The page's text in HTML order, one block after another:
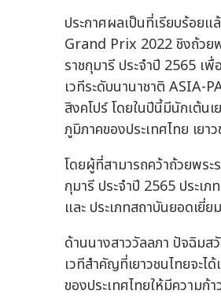
ประกาศผลเป็นที่เรียบร้อย
Grand Prix 2022 ชิงถ้วยพ
ราชกุมารี ประจำปี 2565 เ
เวทีระดับนานาชาติ ASIA-
สิงคโปร์ โดยในปีนี้มีนักเต้น
ภูมิภาคของประเทศไทย เย
โดยผู้ที่สามารถคว้าถ้วยพระ
กุมารี ประจำปี 2565 ประ
และ ประเภทสถาบันยอดเ
ด้านนางสาววัลลภา ปัจฉิมส
เวทีสำคัญที่เยาวชนไทยจะ
ของประเทศไทยให้มีความ